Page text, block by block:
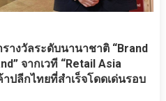
างวัลระดับนานาชาติ “Brand
จากเวที “Retail Asia
ปลีกไทยที่สำเร็จโดดเด่นรอบ